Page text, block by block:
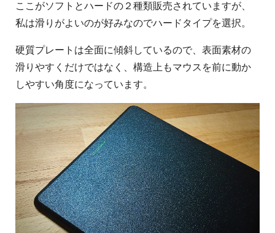
ここがソフトとハードの２種類販売されていますが、
私は滑りがよいのが好みなのでハードタイプを選択。
硬質プレートは全面に傾斜しているので、表面素材の
滑りやすくだけではなく、構造上もマウスを前に動か
しやすい角度になっています。